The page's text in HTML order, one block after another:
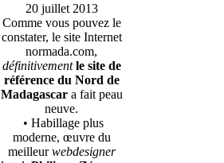
20 juillet 2013
Comme vous pouvez le
constater, le site Internet
normada.com,
définitivement le site de
référence du Nord de
Madagascara fait peau
neuve.
• Habillage plus
moderne, œuvre du
meilleurwebdesigner